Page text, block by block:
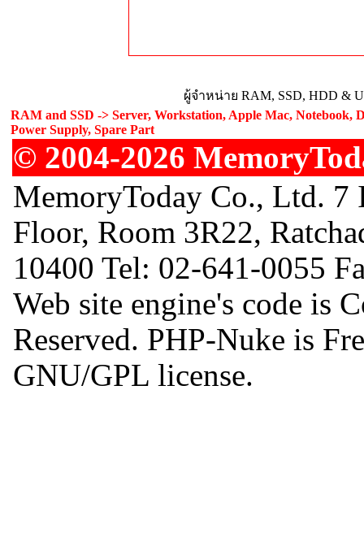
ผู้จำหน่าย RAM, SSD, HDD &
RAM and SSD -> Server, Workstation, Apple Mac, Notebook,
Power Supply, Spare Part
© 2004-2026
MemoryToday Co., Ltd.
Floor, Room 3R22,
10400 Tel: 02-641-0055
Web site engine's code is
Reserved. PHP-Nuke is
GNU/GPL license.